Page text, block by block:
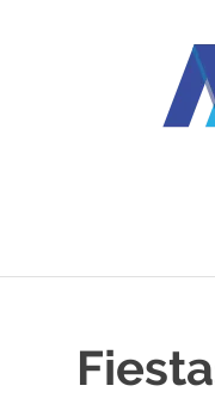
contenido